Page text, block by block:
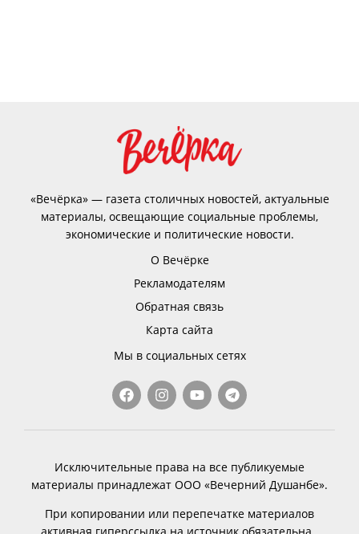
«Вечёрка» — газета столичных новостей, актуальные
материалы, освещающие социальные проблемы,
экономические и политические новости.
О Вечёрке
Рекламодателям
Обратная связь
Карта сайта
Мы в социальных сетях
Исключительные права на все публикуемые
материалы принадлежат ООО «Вечерний Душанбе».
При копировании или перепечатке материалов